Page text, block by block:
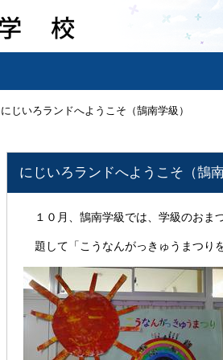
にじいろランドへようこそ（鵠南学級）
にじいろランドへようこそ（鵠南
１０月、鵠南学級では、学級のおま
題して 「こうなんがっきゅうまつり